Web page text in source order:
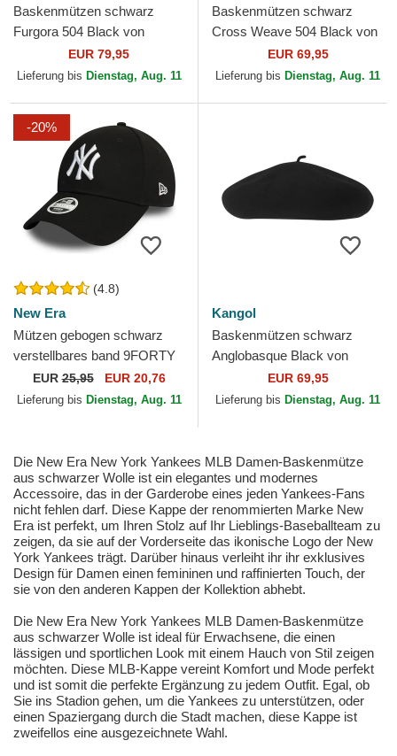
Baskenmützen schwarz
Furgora 504 Black von
EUR 79,95
Lieferung bis Dienstag, Aug. 11
Baskenmützen schwarz
Cross Weave 504 Black von
EUR 69,95
Lieferung bis Dienstag, Aug. 11
-20%
(4.8)
New Era
Mützen gebogen schwarz
verstellbares band 9FORTY
Essential der New York
Yankees MLB von New Era
EUR25,95 EUR 20,76
Lieferung bis Dienstag, Aug. 11
Kangol
Baskenmützen schwarz
Anglobasque Black von
EUR 69,95
Lieferung bis Dienstag, Aug. 11
Die New Era New York Yankees MLB Damen-Baskenmütze
aus schwarzer Wolle ist ein elegantes und modernes
Accessoire, das in der Garderobe eines jeden Yankees-Fans
nicht fehlen darf. Diese Kappe der renommierten Marke New
Era ist perfekt, um Ihren Stolz auf Ihr Lieblings-Baseballteam zu
zeigen, da sie auf der Vorderseite das ikonische Logo der New
York Yankees trägt. Darüber hinaus verleiht ihr ihr exklusives
Design für Damen einen femininen und raffinierten Touch, der
sie von den anderen Kappen der Kollektion abhebt.
Die New Era New York Yankees MLB Damen-Baskenmütze
aus schwarzer Wolle ist ideal für Erwachsene, die einen
lässigen und sportlichen Look mit einem Hauch von Stil zeigen
möchten. Diese MLB-Kappe vereint Komfort und Mode perfekt
und ist somit die perfekte Ergänzung zu jedem Outfit. Egal, ob
Sie ins Stadion gehen, um die Yankees zu unterstützen, oder
einen Spaziergang durch die Stadt machen, diese Kappe ist
zweifellos eine ausgezeichnete Wahl.